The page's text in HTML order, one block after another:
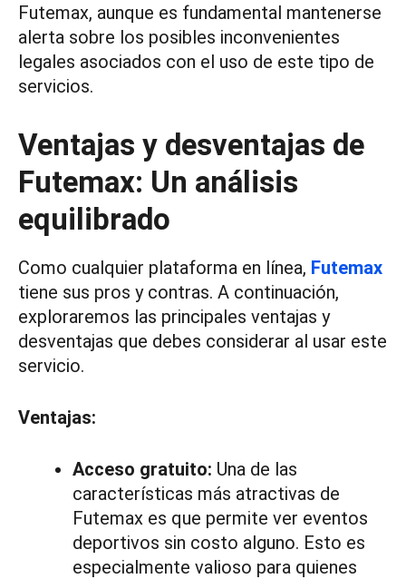
Futemax, aunque es fundamental mantenerse
alerta sobre los posibles inconvenientes
legales asociados con el uso de este tipo de
servicios.
Ventajas y desventajas de
Futemax: Un análisis
equilibrado
Como cualquier plataforma en línea, Futemax
tiene sus pros y contras. A continuación,
exploraremos las principales ventajas y
desventajas que debes considerar al usar este
servicio.
Ventajas:
Acceso gratuito: Una de las
características más atractivas de
Futemax es que permite ver eventos
deportivos sin costo alguno. Esto es
especialmente valioso para quienes